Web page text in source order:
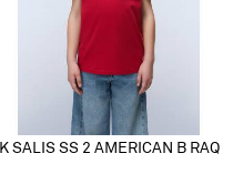
K SALIS SS 2 AMERICAN B RAQ